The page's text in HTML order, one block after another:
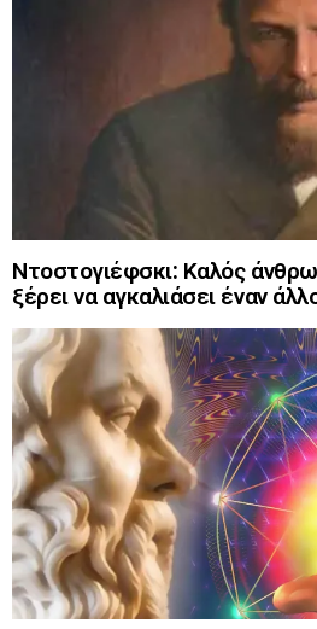
Ντοστογιέφσκι: Καλός
ξέρει να αγκαλιάσει έναν